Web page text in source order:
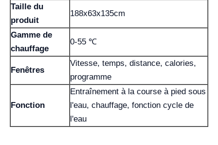
Taille du
produit
188x63x135cm
Gamme de
chauffage
0-55 ℃
Fenêtres
Vitesse, temps, distance, calories,
programme
Fonction
Entraînement à la course à pied sous
l'eau, chauffage, fonction cycle de
l'eau